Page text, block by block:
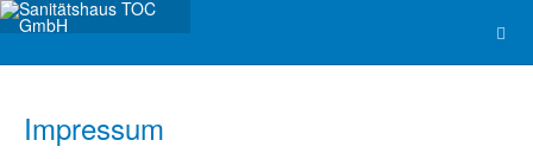
Impressum